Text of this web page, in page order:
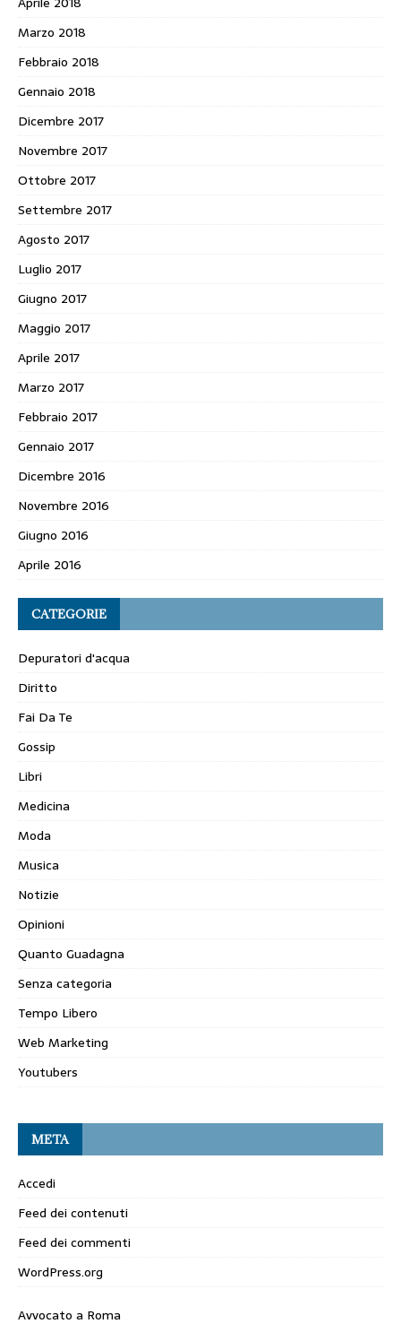
Marzo 2018
Febbraio 2018
Gennaio 2018
Dicembre 2017
Novembre 2017
Ottobre 2017
Settembre 2017
Agosto 2017
Luglio 2017
Giugno 2017
Maggio 2017
Aprile 2017
Marzo 2017
Febbraio 2017
Gennaio 2017
Dicembre 2016
Novembre 2016
Giugno 2016
Aprile 2016
CATEGORIE
Depuratori d'acqua
Diritto
Fai Da Te
Gossip
Libri
Medicina
Moda
Musica
Notizie
Opinioni
Quanto Guadagna
Senza categoria
Tempo Libero
Web Marketing
Youtubers
META
Accedi
Feed dei contenuti
Feed dei commenti
WordPress.org
Avvocato a Roma